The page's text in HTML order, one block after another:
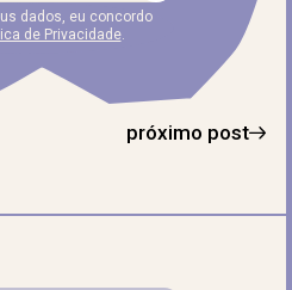
dados, eu concordo
de Privacidade.
próximo post